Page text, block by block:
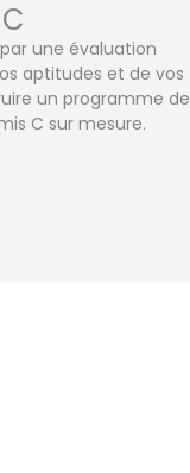
C
une évaluation
aptitudes et de vos
un programme de
C sur mesure.